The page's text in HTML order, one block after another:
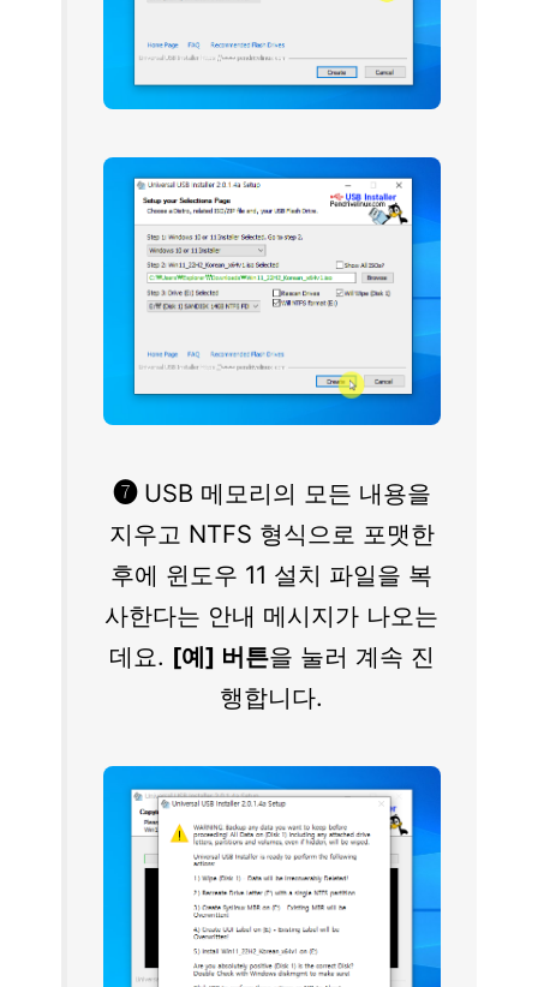
❼USB 메모리의 모든 내용을
지우고 NTFS 형식으로 포맷한
후에 윈도우 11 설치 파일을 복
사한다는 안내 메시지가 나오는
데요. [예] 버튼을 눌러 계속 진
행합니다.